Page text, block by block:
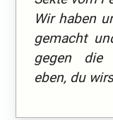
Wir haben
gemacht
gegen die
eben, du